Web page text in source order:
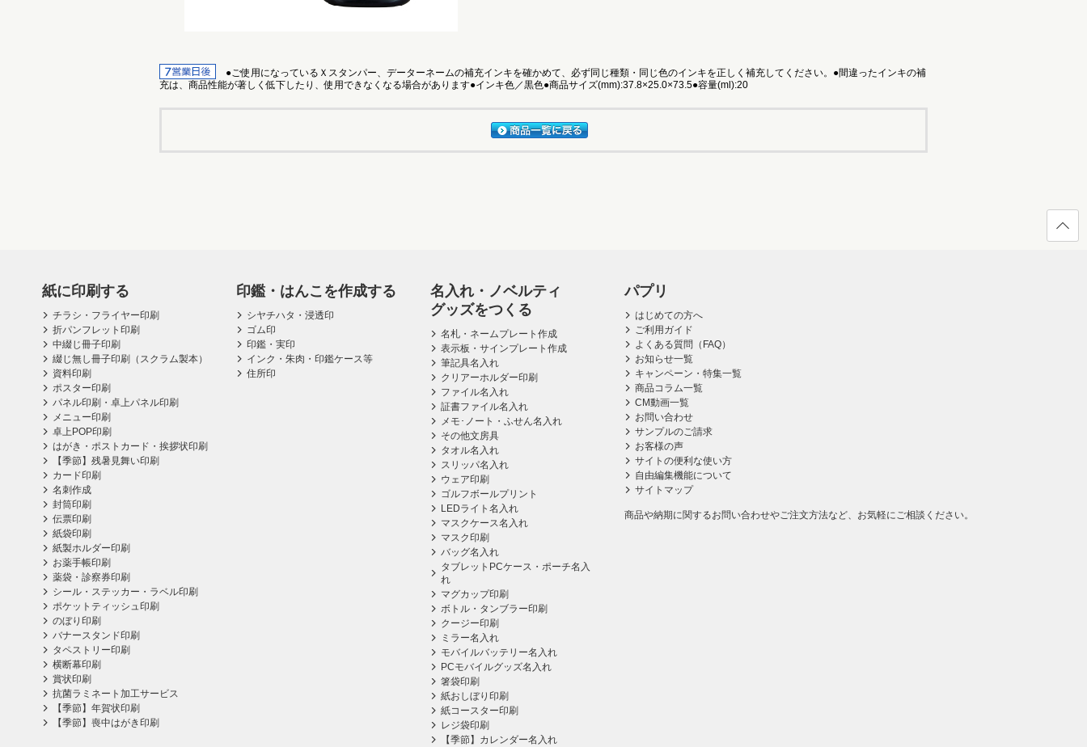
●ご使用になっているＸスタンパー、データーネームの補充インキを確かめて、必ず同じ種類・同じ色のインキを正しく補充してください。●間違ったインキの補
充は、商品性能が著しく低下したり、使用できなくなる場合があります●インキ色／黒色●商品サイズ(mm):37.8×25.0×73.5●容量(ml):20
紙に印刷する
チラシ・フライヤー印刷
折パンフレット印刷
中綴じ冊子印刷
綴じ無し冊子印刷（スクラム製本）
資料印刷
ポスター印刷
パネル印刷・卓上パネル印刷
メニュー印刷
卓上POP印刷
はがき・ポストカード・挨拶状印刷
【季節】残暑見舞い印刷
カード印刷
名刺作成
封筒印刷
伝票印刷
紙袋印刷
紙製ホルダー印刷
お薬手帳印刷
薬袋・診察券印刷
シール・ステッカー・ラベル印刷
ポケットティッシュ印刷
のぼり印刷
バナースタンド印刷
タペストリー印刷
横断幕印刷
賞状印刷
抗菌ラミネート加工サービス
【季節】年賀状印刷
【季節】喪中はがき印刷
印鑑・はんこを作成する
シヤチハタ・浸透印
ゴム印
印鑑・実印
インク・朱肉・印鑑ケース等
住所印
名入れ・ノベルティ
グッズをつくる
名札・ネームプレート作成
表示板・サインプレート作成
筆記具名入れ
クリアーホルダー印刷
ファイル名入れ
証書ファイル名入れ
メモ･ノート・ふせん名入れ
その他文房具
タオル名入れ
スリッパ名入れ
ウェア印刷
ゴルフボールプリント
LEDライト名入れ
マスクケース名入れ
マスク印刷
バッグ名入れ
タブレットPCケース・ポーチ名入
れ
マグカップ印刷
ボトル・タンブラー印刷
クージー印刷
ミラー名入れ
モバイルバッテリー名入れ
PCモバイルグッズ名入れ
箸袋印刷
紙おしぼり印刷
紙コースター印刷
レジ袋印刷
【季節】カレンダー名入れ
パプリ
はじめての方へ
ご利用ガイド
よくある質問（FAQ）
お知らせ一覧
キャンペーン・特集一覧
商品コラム一覧
CM動画一覧
お問い合わせ
サンプルのご請求
お客様の声
サイトの便利な使い方
自由編集機能について
サイトマップ
商品や納期に関するお問い合わせやご注文方法など、お気軽にご相談ください。